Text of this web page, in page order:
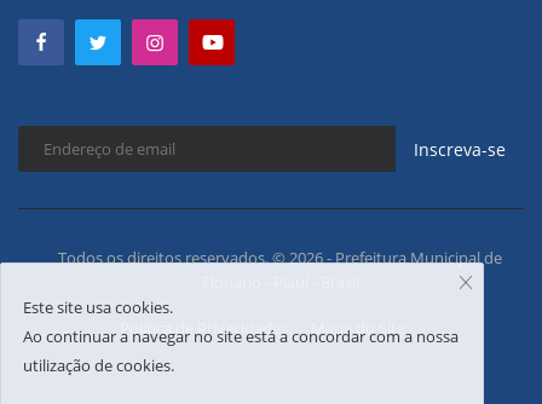
Inscreva-se
Todos os direitos reservados. © 2026 - Prefeitura Municipal de
Política de Privacidades Mapa do Site
Este site usa cookies.
Ao continuar a navegar no site está a concordar com a nossa
utilização de cookies.